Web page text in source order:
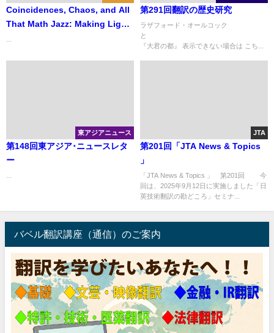
Coincidences, Chaos, and All
That Math Jazz: Making Light
第291回翻訳の歴史研究
ラザフォード・オールコック
『大君の都』 表示できない場合は こち...
東アジアニュース
第148回東アジア･ニュースレタ
ー
JTA
第201回「JTA News & Topics
」
「JTA News & Topics 」 第201回 今
回は、2025年9月12日に実施しました「日
英技術翻訳の勘どころ」セミナ...
バベル翻訳講座（通信）のご案内